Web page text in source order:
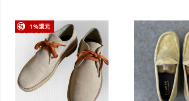
1%還元